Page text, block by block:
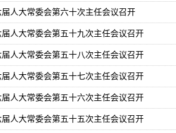
人大常委会第六十次主任会议召开
人大常委会第五十九次主任会议召开
人大常委会第五十八次主任会议召开
人大常委会第五十七次主任会议召开
人大常委会第五十六次主任会议召开
人大常委会第五十五次主任会议召开